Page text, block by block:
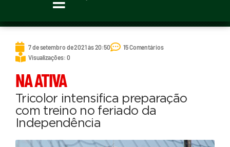
7 de setembro de 2021 às 20:50
15 Comentários
Visualizações: 0
NA ATIVA
Tricolor intensifica preparação
com treino no feriado da
Independência